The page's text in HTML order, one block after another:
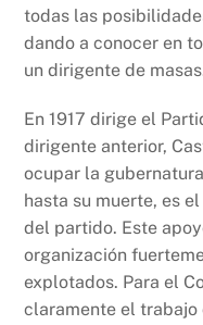
todas las
dando a conocer en
un dirigente de
En 1917 dirige el
dirigente anterior,
ocupar la
hasta su muerte, es
del partido. Este
organización
explotados. Para el
claramente el